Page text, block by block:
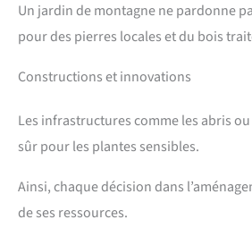
Un jardin de montagne ne pardonne
pour des pierres locales et du bois
Constructions et innovations
Les infrastructures comme les abris
sûr pour les plantes sensibles.
Ainsi, chaque décision dans
de ses ressources.